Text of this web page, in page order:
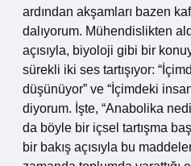
ardından akşamları bazen
dalıyorum. Mühendislikten
açısıyla, biyoloji gibi bir
sürekli iki ses tartışıyor:
düşünüyor” ve “İçimdeki
diyorum. İşte, “Anabolika
da böyle bir içsel tartışma
bir bakış açısıyla bu